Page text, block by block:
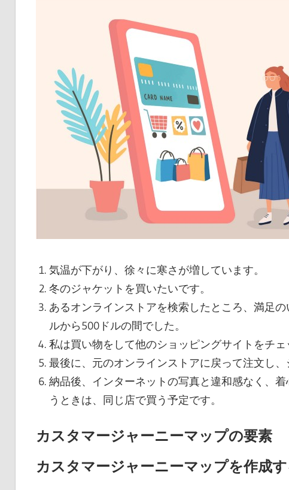
気温が下がり、徐々に寒さが増しています。
冬のジャケットを買いたいです。
あるオンラインストアを検索したところ、満足
ルから500ドルの間でした。
私は買い物をして他のショッピングサイトをチ
最後に、元のオンラインストアに戻って注文し
納品後、インターネットの写真と違和感なく、
うときは、同じ店で買う予定です。
カスタマージャーニーマップの要素
カスタマージャーニーマップを作成